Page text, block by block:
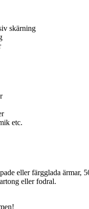
skärning
etc.
eller färgglada ärmar,
eller fodral.